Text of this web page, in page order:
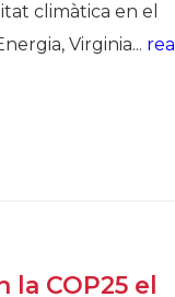
climàtica en el
Virginia...
COP25 el